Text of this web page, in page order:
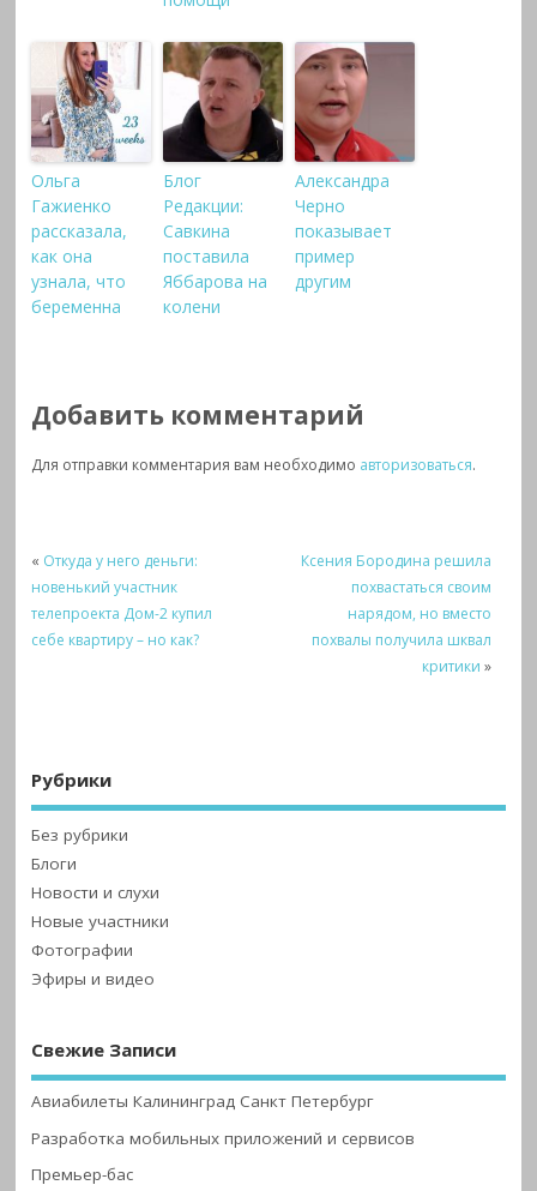
Ольга
Гажиенко
рассказала,
как она
узнала, что
беременна
Блог
Редакции:
Савкина
поставила
Яббарова на
колени
Александра
Черно
показывает
пример
другим
Добавить комментарий
Для отправки комментария вам необходимо авторизоваться.
« Откуда у него деньги:
новенький участник
телепроекта Дом-2 купил
себе квартиру – но как?
Ксения Бородина решила
похвастаться своим
нарядом, но вместо
похвалы получила шквал
критики »
Рубрики
Без рубрики
Блоги
Новости и слухи
Новые участники
Фотографии
Эфиры и видео
Свежие Записи
Авиабилеты Калининград Санкт Петербург
Разработка мобильных приложений и сервисов
Премьер-бас